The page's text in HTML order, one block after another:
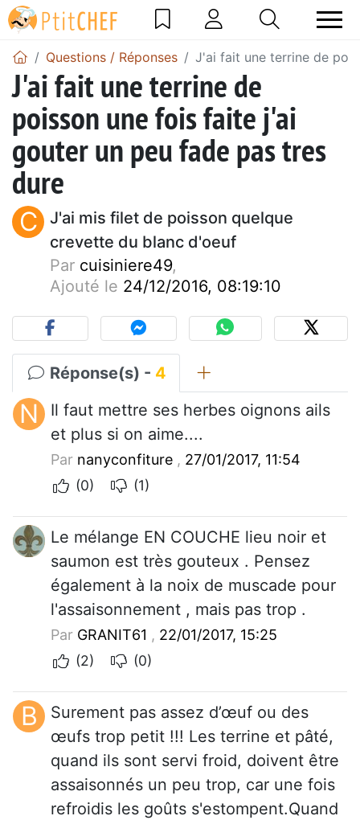
Questions / Réponses J'ai fait une terrine de
J'ai fait une terrine de
poisson une fois faite j'ai
gouter un peu fade pas tres
dure
C
J'ai mis filet de poisson quelque
crevette du blanc d'oeuf
Par cuisiniere49,
Ajouté le 24/12/2016, 08:19:10
Réponse(s) - 4
N
Il faut mettre ses herbes oignons ails
et plus si on aime....
Par nanyconfiture , 27/01/2017, 11:54
(0)
(1)
Le mélange EN COUCHE lieu noir et
saumon est très gouteux . Pensez
également à la noix de muscade pour
l'assaisonnement , mais pas trop .
Par GRANIT61 , 22/01/2017, 15:25
(2)
(0)
B
Surement pas assez d’œuf ou des
œufs trop petit !!! Les terrine et pâté,
quand ils sont servi froid, doivent être
assaisonnés un peu trop, car une fois
refroidis les goûts s'estompent.Quand